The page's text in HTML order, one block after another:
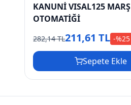
KANUNİ VISAL125 MARŞ
OTOMATİĞİ
282,14 TL211,61 TL -%25
Sepete Ekle